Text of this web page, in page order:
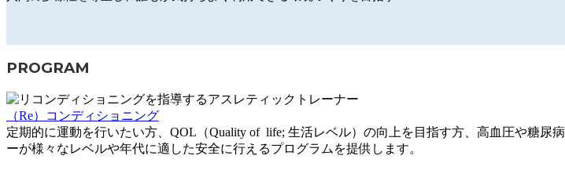
PROGRAM
（Re）コンディショニング
定期的に運動を行いたい方、QOL（Quality of life; 生活レベル）の向上を目指す方、高血圧や糖
ーが様々なレベルや年代に適した安全に行えるプログラムを提供します。